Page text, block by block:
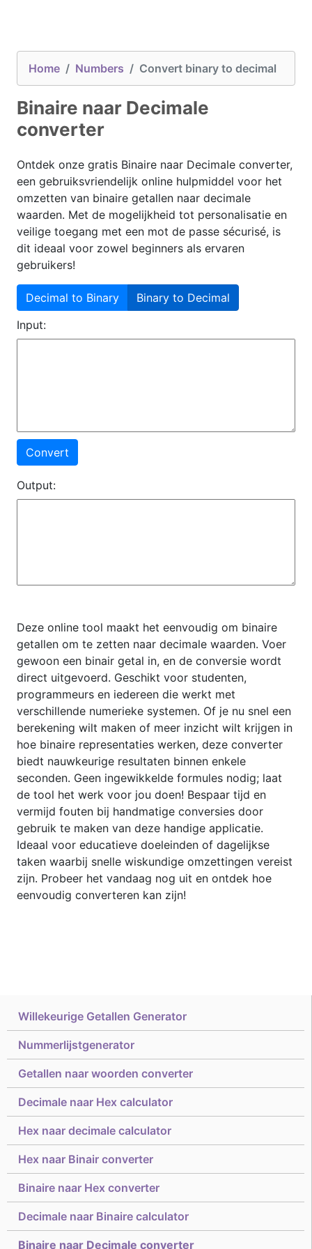
Willekeurige Getallen Generator
Nummerlijstgenerator
Getallen naar woorden converter
Decimale naar Hex calculator
Hex naar decimale calculator
Hex naar Binair converter
Binaire naar Hex converter
Decimale naar Binaire calculator
Binaire naar Decimale converter
Home Numbers Convert binary to decimal
Binaire naar Decimale
converter
Ontdek onze gratis Binaire naar Decimale converter,
een gebruiksvriendelijk online hulpmiddel voor het
omzetten van binaire getallen naar decimale
waarden. Met de mogelijkheid tot personalisatie en
veilige toegang met een mot de passe sécurisé, is
dit ideaal voor zowel beginners als ervaren
gebruikers!
Decimal to Binary
Binary to Decimal
Input:
Convert
Output:
Deze online tool maakt het eenvoudig om binaire
getallen om te zetten naar decimale waarden. Voer
gewoon een binair getal in, en de conversie wordt
direct uitgevoerd. Geschikt voor studenten,
programmeurs en iedereen die werkt met
verschillende numerieke systemen. Of je nu snel een
berekening wilt maken of meer inzicht wilt krijgen in
hoe binaire representaties werken, deze converter
biedt nauwkeurige resultaten binnen enkele
seconden. Geen ingewikkelde formules nodig; laat
de tool het werk voor jou doen! Bespaar tijd en
vermijd fouten bij handmatige conversies door
gebruik te maken van deze handige applicatie.
Ideaal voor educatieve doeleinden of dagelijkse
taken waarbij snelle wiskundige omzettingen vereist
zijn. Probeer het vandaag nog uit en ontdek hoe
eenvoudig converteren kan zijn!